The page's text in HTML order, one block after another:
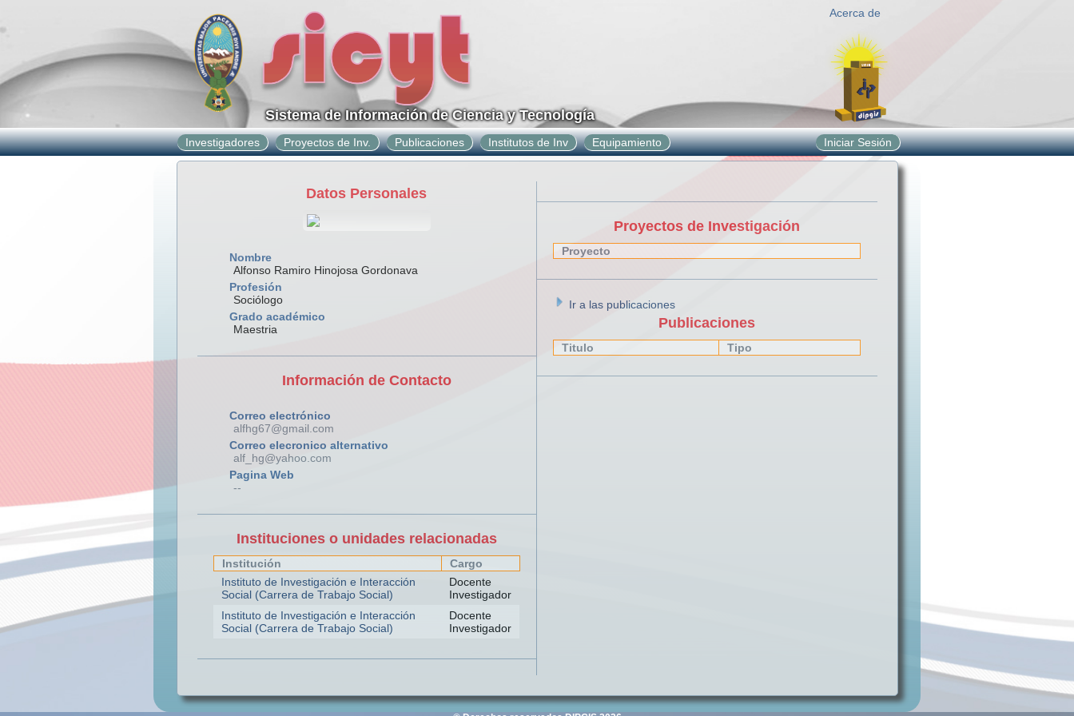
Acerca de
Sistema de Información de Ciencia y Tecnología
Investigadores Proyectos de Inv. Publicaciones Institutos de Inv Equipamiento Iniciar Sesión
Datos Personales
Nombre
Alfonso Ramiro Hinojosa Gordonava
Profesión
Sociólogo
Grado académico
Maestria
Información de Contacto
Correo electrónico
alfhg67@gmail.com
Correo elecronico alternativo
alf_hg@yahoo.com
Pagina Web
--
Instituciones o unidades relacionadas
Institución
Cargo
Instituto de Investigación e Interacción
Social (Carrera de Trabajo Social)
Docente
Investigador
Instituto de Investigación e Interacción
Social (Carrera de Trabajo Social)
Docente
Investigador
Proyectos de Investigación
Proyecto
Ir a las publicaciones
Publicaciones
Titulo Tipo